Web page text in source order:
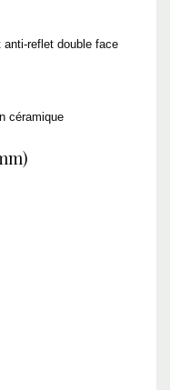
reflet double face
céramique